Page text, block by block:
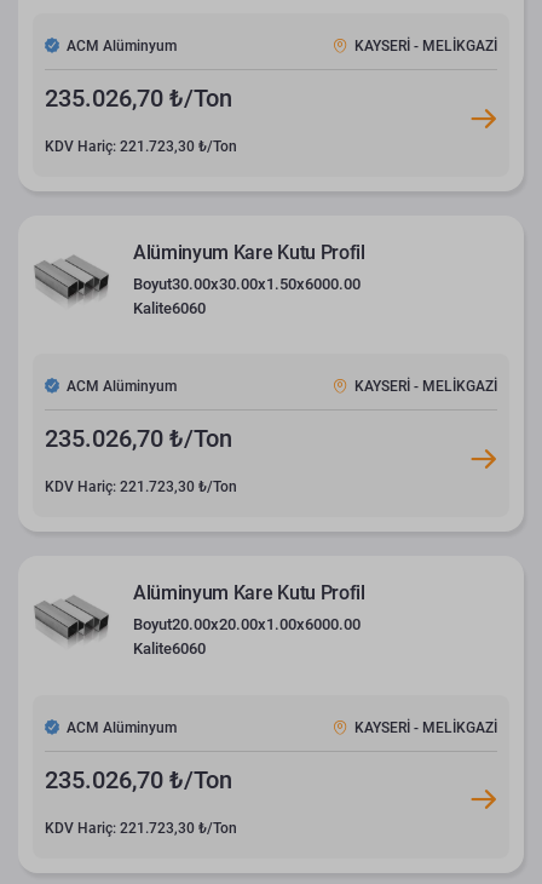
ACM Alüminyum KAYSERİ - MELİKGAZİ
235.026,70 ₺/Ton
KDV Hariç: 221.723,30 ₺/Ton
Alüminyum Kare Kutu Profil
Boyut30.00x30.00x1.50x6000.00
Kalite6060
ACM Alüminyum KAYSERİ - MELİKGAZİ
235.026,70 ₺/Ton
KDV Hariç: 221.723,30 ₺/Ton
Alüminyum Kare Kutu Profil
Boyut20.00x20.00x1.00x6000.00
Kalite6060
ACM Alüminyum KAYSERİ - MELİKGAZİ
235.026,70 ₺/Ton
KDV Hariç: 221.723,30 ₺/Ton